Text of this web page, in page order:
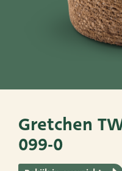
Bekijk ook
Very Potter
TC Concept
Gretchen
099-0